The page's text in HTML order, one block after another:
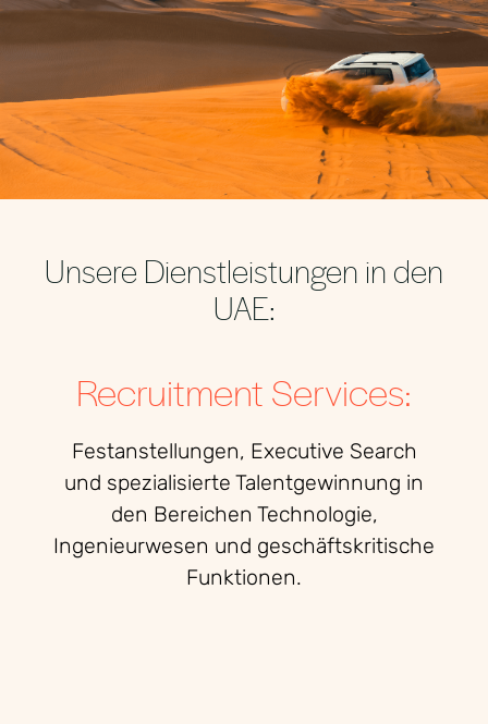
Unsere Dienstleistungen in den
UAE:
Recruitment Services:
Festanstellungen, Executive Search
und spezialisierte Talentgewinnung in
den Bereichen Technologie,
Ingenieurwesen und geschäftskritische
Funktionen.